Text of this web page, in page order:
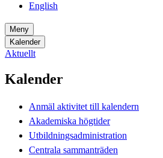
English
Meny
Kalender
Aktuellt
Kalender
Anmäl aktivitet till kalendern
Akademiska högtider
Utbildningsadministration
Centrala sammanträden